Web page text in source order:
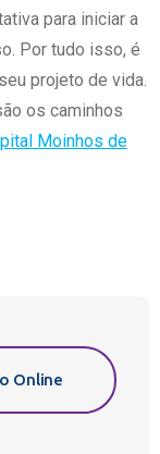
para iniciar a
Por tudo isso, é
projeto de vida.
os caminhos
Moinhos de
Online